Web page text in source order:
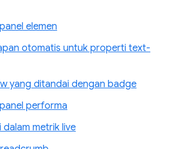
elemen
otomatis untuk properti text-
yang ditandai dengan badge
performa
dalam metrik live